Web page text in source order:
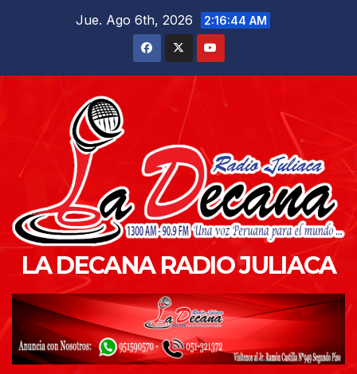
Jue. Ago 6th, 2026 2:16:45 AM
LA DECANA RADIO JULIACA